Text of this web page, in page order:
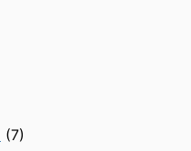
(7)